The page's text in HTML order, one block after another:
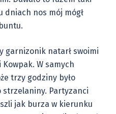
dniach nos mój mógł
garnizonik natarł swoimi
W samych
trzy godziny było
Partyzanci
jak burza w kierunku